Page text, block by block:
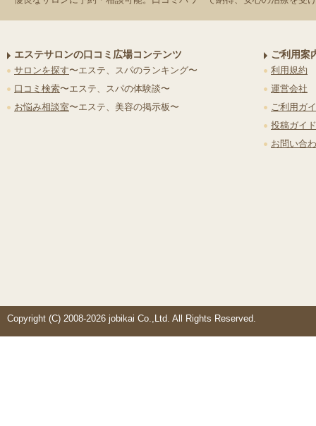
エステサロンの口コミ広場コンテンツ
サロンを探す〜エステ、スパのランキング〜
口コミ検索〜エステ、スパの体験談〜
お悩み相談室〜エステ、美容の掲示板〜
ご利用案
利用規約
運営会社
ご利用ガ
投稿ガイ
お問い合
Copyright (C) 2008-2026 jobikai Co.,Ltd. All Rights Reserved.